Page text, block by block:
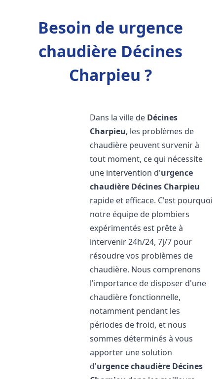
Besoin de urgence
chaudière Décines
Charpieu ?
Dans la ville de Décines
Charpieu, les problèmes de
chaudière peuvent survenir à
tout moment, ce qui nécessite
une intervention d'urgence
chaudière Décines Charpieu
rapide et efficace. C'est pourquoi
notre équipe de plombiers
expérimentés est prête à
intervenir 24h/24, 7j/7 pour
résoudre vos problèmes de
chaudière. Nous comprenons
l'importance de disposer d'une
chaudière fonctionnelle,
notamment pendant les
périodes de froid, et nous
sommes déterminés à vous
apporter une solution
d'urgence chaudière Décines